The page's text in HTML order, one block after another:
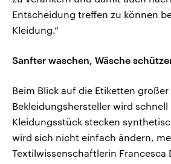
Entscheidung treffen zu können
Kleidung.“
Sanfter waschen, Wäsche
Beim Blick auf die Etiketten großer
Bekleidungshersteller wird schnell
Kleidungsstück stecken
wird sich nicht einfach ändern,
Textilwissenschaftlerin Francesca